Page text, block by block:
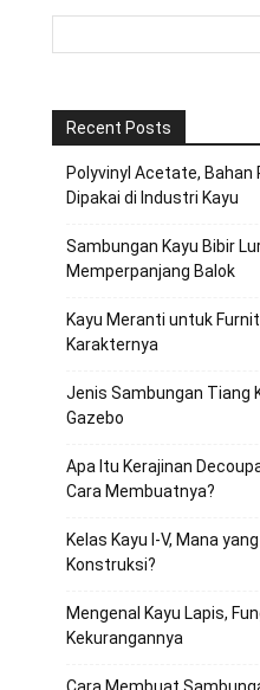
Recent Posts
Polyvinyl Acetate, Bahan
Dipakai di Industri Kayu
Sambungan Kayu Bibir
Memperpanjang Balok
Kayu Meranti untuk
Karakternya
Jenis Sambungan Tiang
Gazebo
Apa Itu Kerajinan
Cara Membuatnya?
Kelas Kayu I-V, Mana
Konstruksi?
Mengenal Kayu Lapis,
Kekurangannya